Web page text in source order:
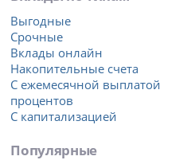
Выгодные
Срочные
Вклады онлайн
Накопительные счета
С ежемесячной выплатой
процентов
С капитализацией
Популярные